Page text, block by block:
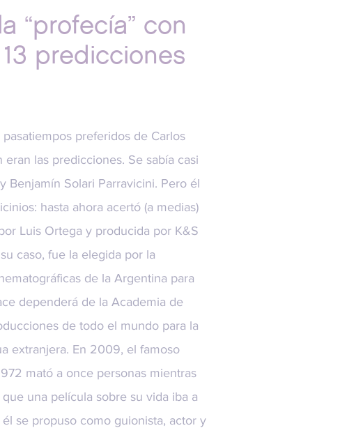
“profecía” con
predicciones
preferidos de Carlos
las predicciones. Se sabía casi
Benjamín Solari Parravicini. Pero él
hasta ahora acertó (a medias)
Luis Ortega y producida por K&S
caso, fue la elegida por la
de la Argentina para
dependerá de la Academia de
de todo el mundo para la
extranjera. En 2009, el famoso
mató a once personas mientras
una película sobre su vida iba a
se propuso como guionista, actor y